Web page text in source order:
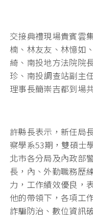
交接典禮現場貴賓雲
楠、林友友、林憶如
綺、南投地方法院院
珍、南投調查站副主
理事長簡崇吉都到場
許縣長表示，新任局
察學系53期，雙碩士
北市各分局及內政部
長，內、外勤職務歷
力，工作績效優良，
他的帶領下，各項工
詐騙防治、數位資訊